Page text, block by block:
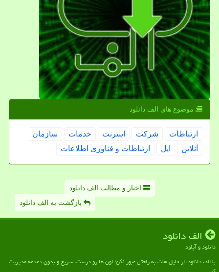
موضوع های الف دانلود
ارتباطات شركت اینترنت خدمات
سازمان
آنلاین
اپل ارتباطات و فناوری اطلاعات
اخبار و مطالب الف دانلود
بازگشت به الف دانلود
الف دانلود
دانلود و آپلود
با الف دانلود، از فایل هات به راحتی عبور نکن؛ اون ها رو درست، سریع و بدون دغدغه مدیریت